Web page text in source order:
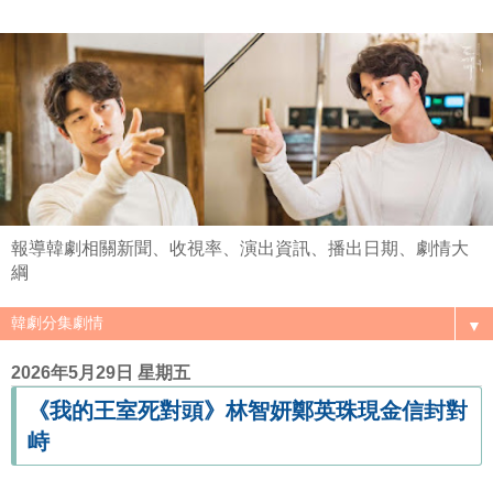
報導韓劇相關新聞、收視率、演出資訊、播出日期、劇情大
綱
▼
2026年5月29日 星期五
《我的王室死對頭》林智妍鄭英珠現金信封對
峙